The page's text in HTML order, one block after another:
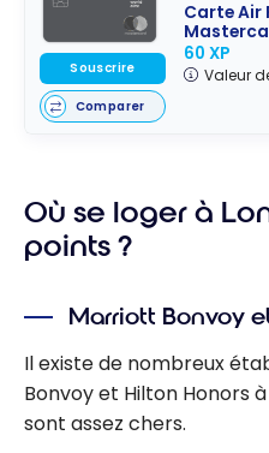
Carte Air
60 XP
Valeur
Souscrire
Comparer
Où se loger à
points ?
Marriott Bonvoy
Il existe de nombreux
Bonvoy et Hilton Honors à
sont assez chers.